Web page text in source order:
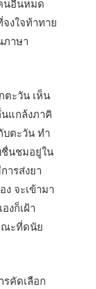
นอื่นหมด
งใจท้าทาย
ภาษา
ะวัน เห็น
แกล้งภาคิ
ตะวัน ทำ
ชื่นชมอยู่ใน
ารส่งยา
จะเข้ามา
งก็เฝ้า
ณะที่ดนัย
รคัดเลือก